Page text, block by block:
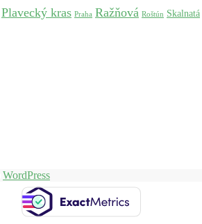
Plavecký kras Praha Ražňová Roštún Skalnatá
WordPress